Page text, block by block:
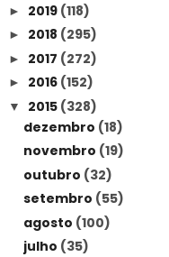
► 2019 (118)
► 2018 (295)
► 2017 (272)
► 2016 (152)
▼ 2015 (328)
dezembro (18)
novembro (19)
outubro (32)
setembro (55)
agosto (100)
julho (35)